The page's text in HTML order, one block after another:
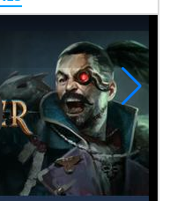
Video: Warhammer